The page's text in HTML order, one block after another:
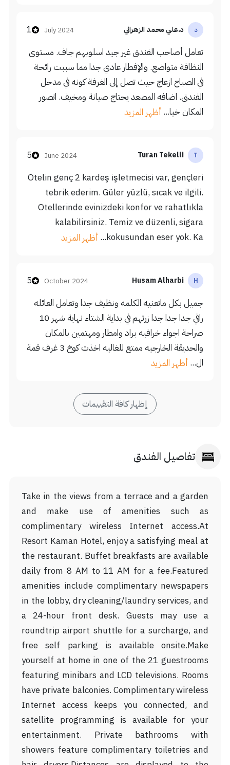
د د.علي محمد الزهراني July 2024
1
تعامل أصاحب الفندق غير جيد اسلوبهم جاف. مستوى
النظافة متواضع. والإفطار عادي جدا مما سببت رائحة
في الصباح ازعاج حيث تصل إلى الغرفة كونه في مدخل
الفندق. اضافه المصعد يحتاج صيانة ومخيف. اتصور
المكان خيا... أظهر المزيد
T
Turan Tekelli
June 2024
5
Otelin genç 2 kardeş işletmecisi var, gençleri
tebrik ederim. Güler yüzlü, sıcak ve ilgili.
Otellerinde evinizdeki konfor ve rahatlıkla
kalabilirsiniz. Temiz ve düzenli, sigara
kokusundan eser yok. Ka...
أظهر المزيد
H
Husam Alharbi
October 2024
5
جميل بكل ماتعنيه الكلمه ونظيف جدا وتعامل العائله
راقي جدا جدا جدا زرتهم في بداية الشتاء نهاية شهر 10
صراحة اجواء خرافيه براد وامطار ومهتمين بالمكان
والحديقة الخارجيه ممتع للغاليه اخذت كوخ 3 غرف قمة
ال... أظهر المزيد
إظهار كافة التقييمات
تفاصيل الفندق
Take in the views from a terrace and a garden
and make use of amenities such as
complimentary wireless Internet access.At
Resort Kaman Hotel, enjoy a satisfying meal at
the restaurant. Buffet breakfasts are available
daily from 8 AM to 11 AM for a fee.Featured
amenities include complimentary newspapers
in the lobby, dry cleaning/laundry services, and
a 24-hour front desk. Guests may use a
roundtrip airport shuttle for a surcharge, and
free self parking is available onsite.Make
yourself at home in one of the 21 guestrooms
featuring minibars and LCD televisions. Rooms
have private balconies. Complimentary wireless
Internet access keeps you connected, and
satellite programming is available for your
entertainment. Private bathrooms with
showers feature complimentary toiletries and